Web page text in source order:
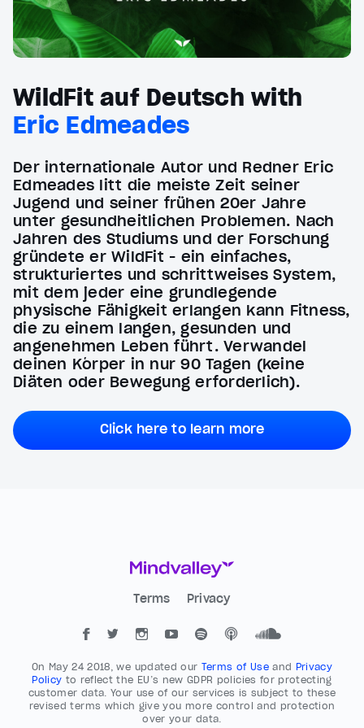
WildFit auf Deutsch with
Eric Edmeades
Der internationale Autor und Redner Eric
Edmeades litt die meiste Zeit seiner
Jugend und seiner frühen 20er Jahre
unter gesundheitlichen Problemen. Nach
Jahren des Studiums und der Forschung
gründete er WildFit - ein einfaches,
strukturiertes und schrittweises System,
mit dem jeder eine grundlegende
physische Fähigkeit erlangen kann Fitness,
die zu einem langen, gesunden und
angenehmen Leben führt. Verwandel
deinen Körper in nur 90 Tagen (keine
Diäten oder Bewegung erforderlich).
Click here to learn more
Terms Privacy
On May 24 2018, we updated our Terms of Useand Privacy
Policy to reflect the EU’s new GDPR policies for protecting
customer data. Your use of our services is subject to these
revised terms which give you more control and protection
over your data.